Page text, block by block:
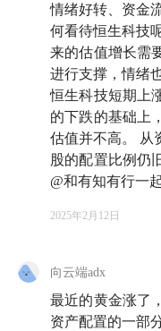
情绪好转、资金
何看待恒生科技
来的估值增长需
进行支撑，情绪
恒生科技短期上
的下跌的基础上
估值并不高。 从
股的配置比例仍
@和有知有行一
2025年2月12日
向云端adx
最近的黄金涨了
资产配置的一部